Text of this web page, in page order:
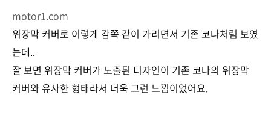
motor1.com
위장막 커버로 이렇게 감쪽 같이 가리면서 기존 코나처럼 보였
는데..
잘 보면 위장막 커버가 노출된 디자인이 기존 코나의 위장막
커버와 유사한 형태라서 더욱 그런 느낌이었어요.